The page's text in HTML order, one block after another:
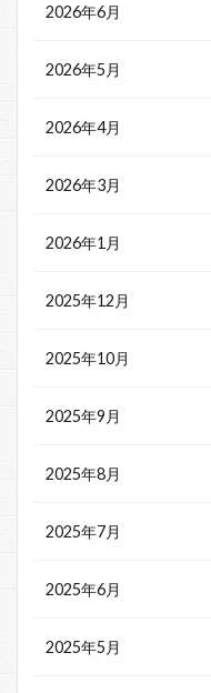
2026年6月
2026年5月
2026年4月
2026年3月
2026年1月
2025年12月
2025年10月
2025年9月
2025年8月
2025年7月
2025年6月
2025年5月